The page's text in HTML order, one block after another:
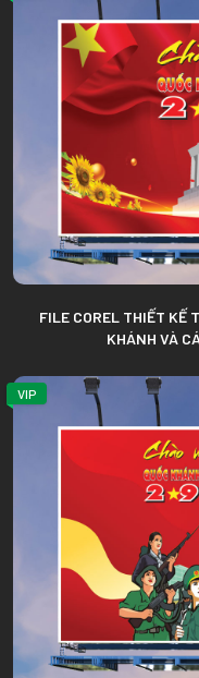
FILE COREL THIẾT KẾ
KHÁNH VÀ
VIP